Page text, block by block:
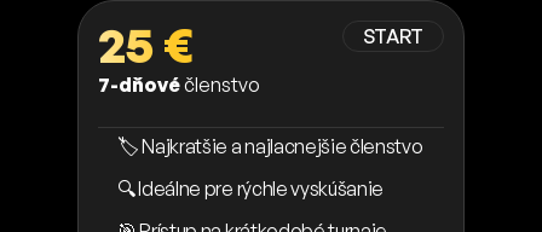
START
25 €
7-dňovéčlenstvo
🏷️ Najkratšie a najlacnejšie členstvo
🔍 Ideálne pre rýchle vyskúšanie